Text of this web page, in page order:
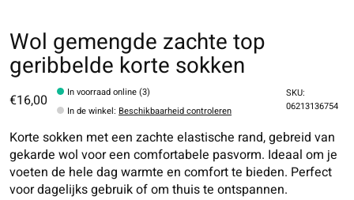
Wol gemengde zachte top
geribbelde korte sokken
€16,00
In voorraad online (3)
In de winkel: Beschikbaarheid controleren
SKU:
06213136754
Korte sokken met een zachte elastische rand, gebreid van
gekarde wol voor een comfortabele pasvorm. Ideaal om je
voeten de hele dag warmte en comfort te bieden. Perfect
voor dagelijks gebruik of om thuis te ontspannen.